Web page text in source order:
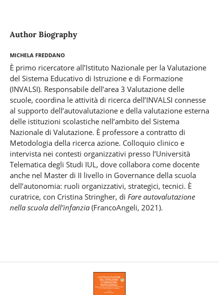
Author Biography
Michela Freddano
È primo ricercatore all’Istituto Nazionale per la Valutazione
del Sistema Educativo di Istruzione e di Formazione
(INVALSI). Responsabile dell’area 3 Valutazione delle
scuole, coordina le attività di ricerca dell’INVALSI connesse
al supporto dell’autovalutazione e della valutazione esterna
delle istituzioni scolastiche nell’ambito del Sistema
Nazionale di Valutazione. È professore a contratto di
Metodologia della ricerca azione. Colloquio clinico e
intervista nei contesti organizzativi presso l’Università
Telematica degli Studi IUL, dove collabora come docente
anche nel Master di II livello in Governance della scuola
dell’autonomia: ruoli organizzativi, strategici, tecnici. È
curatrice, con Cristina Stringher, di Fare autovalutazione
nella scuola dell’infanzia(FrancoAngeli, 2021).